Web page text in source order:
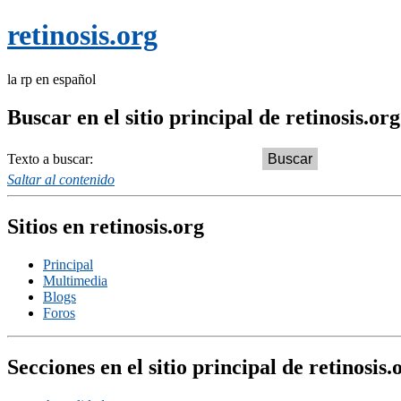
retinosis.org
la rp en español
Buscar en el sitio principal de retinosis.org
Texto a buscar:
Saltar al contenido
Sitios en retinosis.org
Principal
Multimedia
Blogs
Foros
Secciones en el sitio principal de